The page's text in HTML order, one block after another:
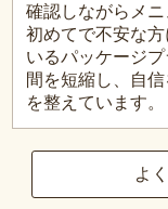
確認しながらメニ
初めてで不安な
いるパッケージ
間を短縮し、自
を整えています。
よ